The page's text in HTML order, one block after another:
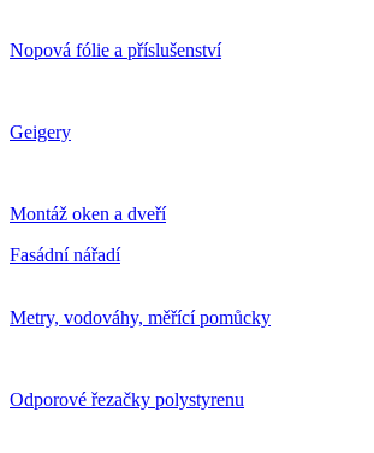
Nopová fólie a příslušenství
Geigery
Montáž oken a dveří
Fasádní nářadí
Metry, vodováhy, měřící pomůcky
Odporové řezačky polystyrenu